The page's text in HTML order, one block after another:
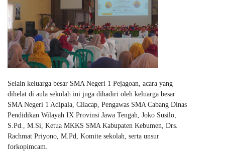
Selain keluarga besar SMA Negeri 1 Pejagoan, acara yang
dihelat di aula sekolah ini juga dihadiri oleh keluarga besar
SMA Negeri 1 Adipala, Cilacap, Pengawas SMA Cabang Dinas
Pendidikan Wilayah IX Provinsi Jawa Tengah, Joko Susilo,
S.Pd., M.Si, Ketua MKKS SMA Kabupaten Kebumen, Drs.
Rachmat Priyono, M.Pd, Komite sekolah, serta unsur
forkopimcam.